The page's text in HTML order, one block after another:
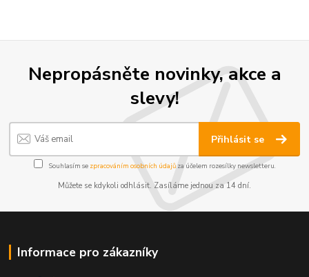
Nepropásněte novinky, akce a
slevy!
Přihlásit se
Souhlasím se zpracováním osobních údajůza účelem rozesílky newsletteru.
Můžete se kdykoli odhlásit. Zasíláme jednou za 14 dní.
Informace pro zákazníky